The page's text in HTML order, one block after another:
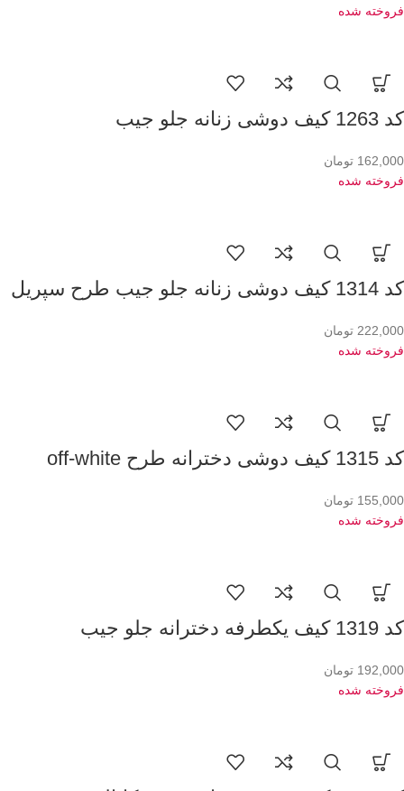
فروخته شده
کد 1263 کیف دوشی زنانه جلو جیب
162,000 تومان
فروخته شده
کد 1314 کیف دوشی زنانه جلو جیب طرح سپریل
222,000 تومان
فروخته شده
کد 1315 کیف دوشی دخترانه طرح off-white
155,000 تومان
فروخته شده
کد 1319 کیف یکطرفه دخترانه جلو جیب
192,000 تومان
فروخته شده